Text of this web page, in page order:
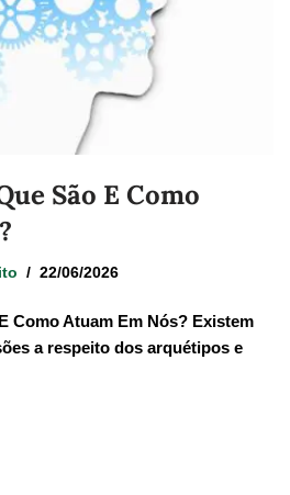
São E Como
22/06/2026
Como Atuam Em Nós? Existem
a respeito dos arquétipos e